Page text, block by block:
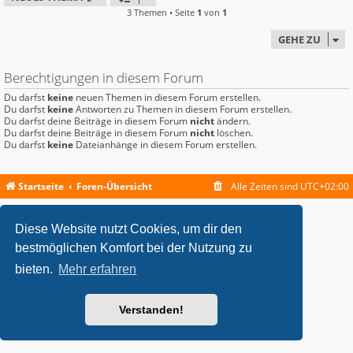
Diese Website nutzt Cookies, um dir den
bestmöglichen Komfort bei der Nutzung zu
bieten. Mehr erfahren
Verstanden!
3 Themen • Seite 1 von 1
GEHE ZU
Berechtigungen in diesem Forum
Du darfst keine neuen Themen in diesem Forum erstellen.
Du darfst keineAntworten zu Themen in diesem Forum erstellen.
Du darfst deine Beiträge in diesem Forum nichtändern.
Du darfst deine Beiträge in diesem Forum nicht löschen.
Du darfst keine Dateianhänge in diesem Forum erstellen.
Startseite Foren-Übersicht Alle Zeiten sind UTC+02:00
Powered byphpBB® Forum Software © phpBB Limited
Deutsche Übersetzung durch
Nutzungsbedingungen